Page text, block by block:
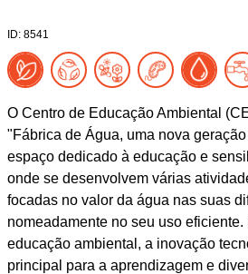
ID: 8541
O Centro de Educação Ambiental
"Fábrica de Água, uma nova
espaço dedicado à educação e
onde se desenvolvem várias
focadas no valor da água nas suas
nomeadamente no seu uso eficiente.
educação ambiental, a inovação
principal para a aprendizagem e